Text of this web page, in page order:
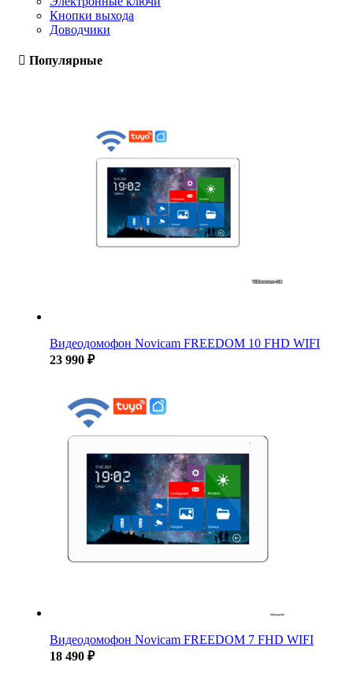
Кнопки выхода
Доводчики
Популярные
Видеодомофон Novicam FREEDOM 10 FHD WIFI
23 990 ₽
Видеодомофон Novicam FREEDOM 7 FHD WIFI
18 490 ₽